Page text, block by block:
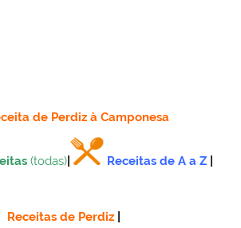
de Perdiz à Camponesa
(todas)| Receitas de A a Z
Receitas de Perdiz